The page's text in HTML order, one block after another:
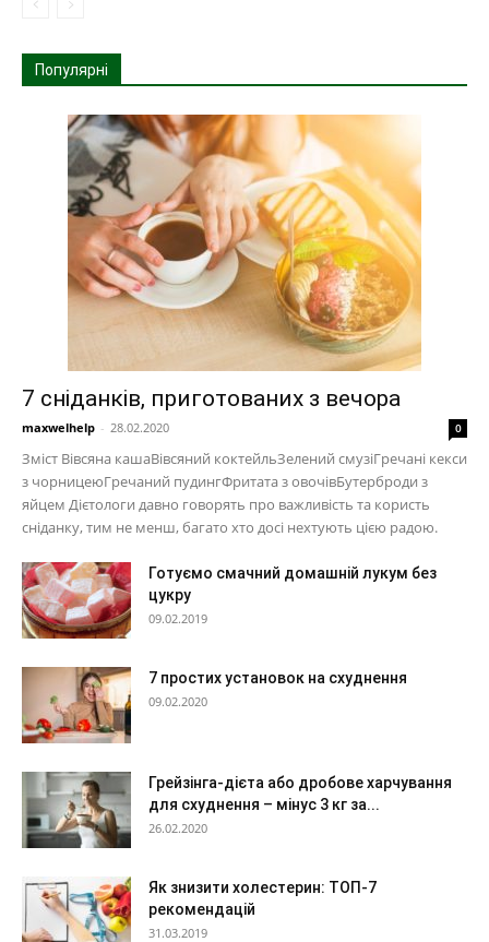
Популярні
7 сніданків, приготованих з вечора
maxwelhelp - 28.02.2020 0
Зміст Вівсяна кашаВівсяний коктейльЗелений смузіГречані кекси
з чорницеюГречаний пудингФритата з овочівБутерброди з
яйцем Дієтологи давно говорять про важливість та користь
сніданку, тим не менш, багато хто досі нехтують цією радою.
Готуємо смачний домашній лукум без
цукру
09.02.2019
7 простих установок на схуднення
09.02.2020
Грейзінга-дієта або дробове харчування
для схуднення – мінус 3 кг за...
26.02.2020
Як знизити холестерин: ТОП-7
рекомендацій
31.03.2019